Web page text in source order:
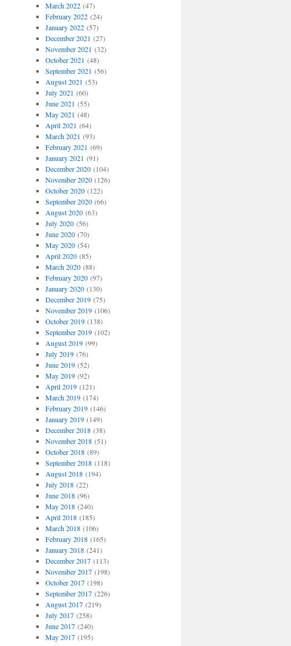
March 2022(47)
February 2022(24)
January 2022(57)
December 2021 (27)
November 2021 (32)
October 2021 (48)
September 2021 (56)
August 2021 (53)
July 2021 (60)
June 2021 (55)
May 2021 (48)
April 2021 (64)
March 2021 (93)
February 2021 (69)
January 2021 (91)
December 2020(104)
November 2020(126)
October 2020(122)
September 2020(66)
August 2020(63)
July 2020(56)
June 2020(70)
May 2020(54)
April 2020(85)
March 2020(88)
February 2020(97)
January 2020(130)
December 2019(75)
November 2019(106)
October 2019(138)
September 2019(102)
August 2019(99)
July 2019(76)
June 2019(52)
May 2019(92)
April 2019(121)
March 2019(174)
February 2019(146)
January 2019(149)
December 2018(38)
November 2018(51)
October 2018(89)
September 2018(118)
August 2018(194)
July 2018(22)
June 2018(96)
May 2018(240)
April 2018(185)
March 2018(106)
February 2018(165)
January 2018(241)
December 2017(113)
November 2017(198)
October 2017(198)
September 2017(226)
August 2017(219)
July 2017(258)
June 2017(240)
May 2017(195)